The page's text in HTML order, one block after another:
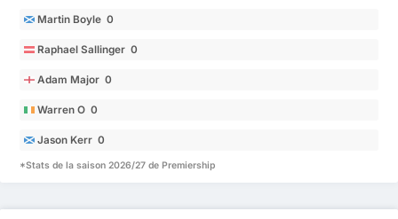
Martin Boyle 0
Raphael Sallinger 0
Adam Major 0
Warren O 0
Jason Kerr 0
*Stats de la saison 2026/27 de Premiership